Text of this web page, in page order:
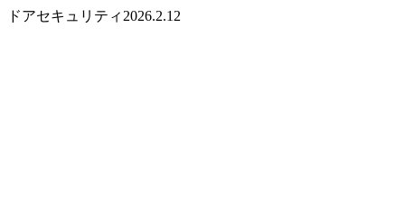
ドアセキュリティ2026.2.12